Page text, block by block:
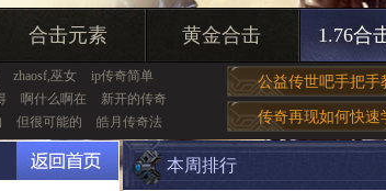
合击元素 黄金合击 1.76合
zhaosf,巫女
ip传奇简单
啊什么啊在
新开的传奇
但很可能的 皓月传奇法
公益传世吧手把手
传奇再现如何快速
本周排行